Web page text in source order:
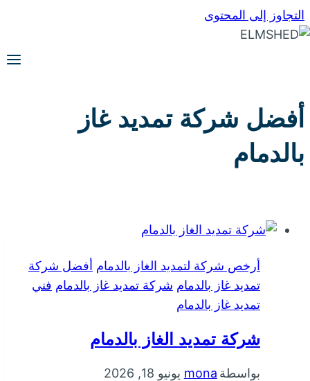
التجاوز إلى المحتوى
أفضل شركة تمديد غاز
بالدمام
أرخص شركة لتمديد الغاز بالدمام أفضل شركة
تمديد غاز بالدمام شركة تمديد غاز بالدمام فني
تمديد غاز بالدمام
شركة تمديد الغاز بالدمام
بواسطة mona يونيو 18, 2026